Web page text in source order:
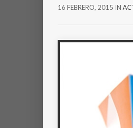
16 FEBRERO, 2015 IN